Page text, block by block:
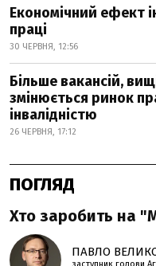
Економічний ефект
праці
30 ЧЕРВНЯ, 12:56
Більше вакансій,
змінюється ринок
інвалідністю
26 ЧЕРВНЯ, 17:12
ПОГЛЯД
Хто заробить на
ПАВЛО